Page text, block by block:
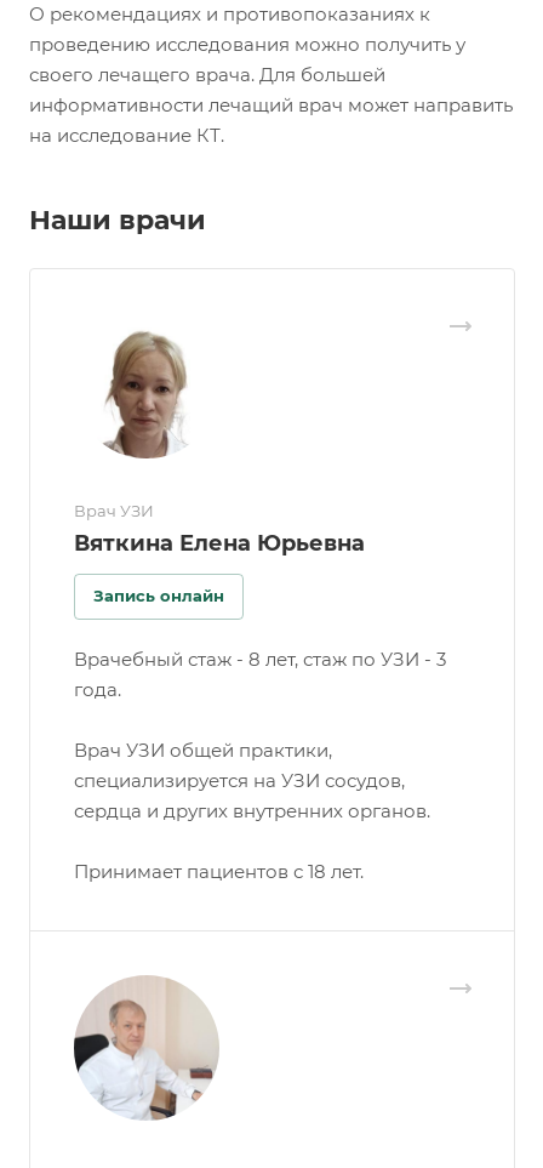
О рекомендациях и противопоказаниях к
проведению исследования можно получить у
своего лечащего врача. Для большей
информативности лечащий врач может направить
на исследование КТ.
Наши врачи
Врач УЗИ
Вяткина Елена Юрьевна
Запись онлайн
Врачебный стаж - 8 лет, стаж по УЗИ - 3
года.
Врач УЗИ общей практики,
специализируется на УЗИ сосудов,
сердца и других внутренних органов.
Принимает пациентов с 18 лет.